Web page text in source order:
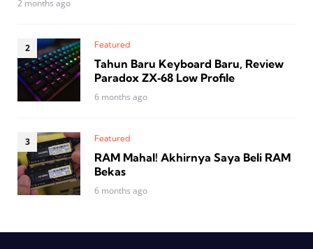
2 months ago
Featured
Tahun Baru Keyboard Baru, Review
Paradox ZX‑68 Low Profile
6 months ago
Featured
RAM Mahal! Akhirnya Saya Beli RAM
Bekas
6 months ago